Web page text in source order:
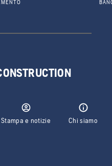
Stampa e notizie Chi siamo